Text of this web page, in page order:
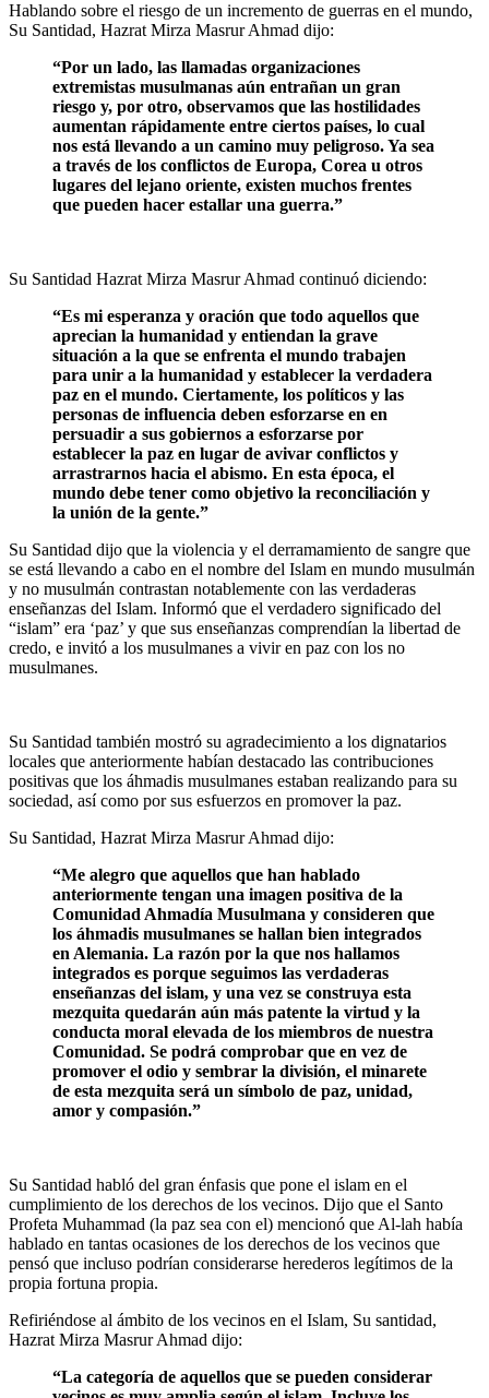
Hablando sobre el riesgo de un incremento de guerras en el mundo,
Su Santidad, Hazrat Mirza Masrur Ahmad dijo:
“Por un lado, las llamadas organizaciones
extremistas musulmanas aún entrañan un gran
riesgo y, por otro, observamos que las hostilidades
aumentan rápidamente entre ciertos países, lo cual
nos está llevando a un camino muy peligroso. Ya sea
a través de los conflictos de Europa, Corea u otros
lugares del lejano oriente, existen muchos frentes
que pueden hacer estallar una guerra.”
Su Santidad Hazrat Mirza Masrur Ahmad continuó diciendo:
“Es mi esperanza y oración que todo aquellos que
aprecian la humanidad y entiendan la grave
situación a la que se enfrenta el mundo trabajen
para unir a la humanidad y establecer la verdadera
paz en el mundo. Ciertamente, los políticos y las
personas de influencia deben esforzarse en en
persuadir a sus gobiernos a esforzarse por
establecer la paz en lugar de avivar conflictos y
arrastrarnos hacia el abismo. En esta época, el
mundo debe tener como objetivo la reconciliación y
la unión de la gente.”
Su Santidad dijo que la violencia y el derramamiento de sangre que
se está llevando a cabo en el nombre del Islam en mundo musulmán
y no musulmán contrastan notablemente con las verdaderas
enseñanzas del Islam. Informó que el verdadero significado del
“islam” era ‘paz’ y que sus enseñanzas comprendían la libertad de
credo, e invitó a los musulmanes a vivir en paz con los no
musulmanes.
Su Santidad también mostró su agradecimiento a los dignatarios
locales que anteriormente habían destacado las contribuciones
positivas que los áhmadis musulmanes estaban realizando para su
sociedad, así como por sus esfuerzos en promover la paz.
Su Santidad, Hazrat Mirza Masrur Ahmad dijo:
“Me alegro que aquellos que han hablado
anteriormente tengan una imagen positiva de la
Comunidad Ahmadía Musulmana y consideren que
los áhmadis musulmanes se hallan bien integrados
en Alemania. La razón por la que nos hallamos
integrados es porque seguimos las verdaderas
enseñanzas del islam, y una vez se construya esta
mezquita quedarán aún más patente la virtud y la
conducta moral elevada de los miembros de nuestra
Comunidad. Se podrá comprobar que en vez de
promover el odio y sembrar la división, el minarete
de esta mezquita será un símbolo de paz, unidad,
amor y compasión.”
Su Santidad habló del gran énfasis que pone el islam en el
cumplimiento de los derechos de los vecinos. Dijo que el Santo
Profeta Muhammad (la paz sea con el) mencionó que Al-lah había
hablado en tantas ocasiones de los derechos de los vecinos que
pensó que incluso podrían considerarse herederos legítimos de la
propia fortuna propia.
Refiriéndose al ámbito de los vecinos en el Islam, Su santidad,
Hazrat Mirza Masrur Ahmad dijo:
“La categoría de aquellos que se pueden considerar